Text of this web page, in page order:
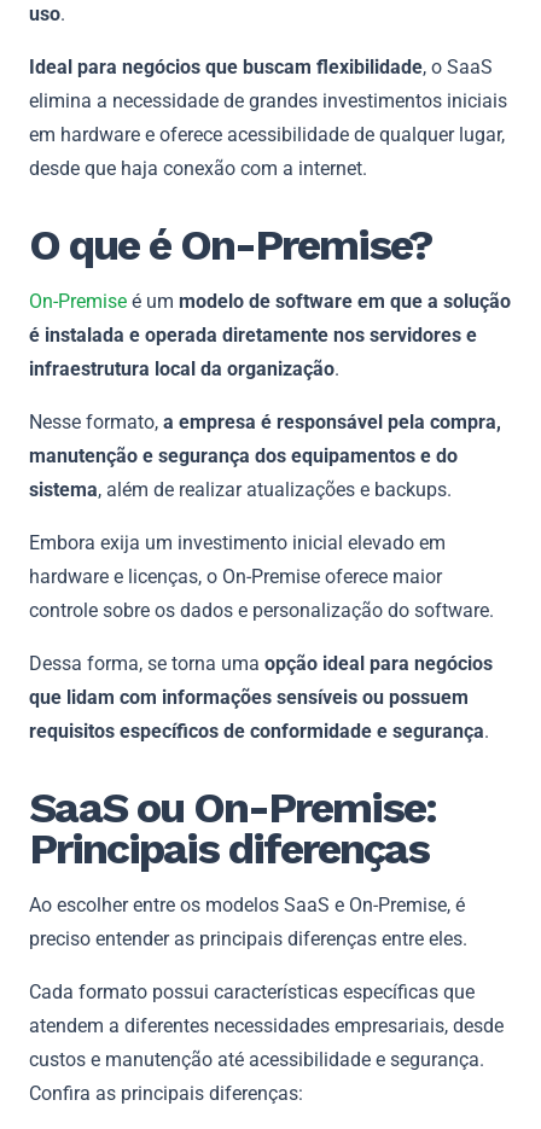
uso.
Ideal para negócios que buscam flexibilidade, o SaaS
elimina a necessidade de grandes investimentos iniciais
em hardware e oferece acessibilidade de qualquer lugar,
desde que haja conexão com a internet.
O que é On-Premise?
On-Premise é um modelo de software em que a solução
é instalada e operada diretamente nos servidores e
infraestrutura local da organização.
Nesse formato, a empresa é responsável pela compra,
manutenção e segurança dos equipamentos e do
sistema, além de realizar atualizações e backups.
Embora exija um investimento inicial elevado em
hardware e licenças, o On-Premise oferece maior
controle sobre os dados e personalização do software.
Dessa forma, se torna uma opção ideal para negócios
que lidam com informações sensíveis ou possuem
requisitos específicos de conformidade e segurança.
SaaS ou On-Premise:
Principais diferenças
Ao escolher entre os modelos SaaS e On-Premise, é
preciso entender as principais diferenças entre eles.
Cada formato possui características específicas que
atendem a diferentes necessidades empresariais, desde
custos e manutenção até acessibilidade e segurança.
Confira as principais diferenças: